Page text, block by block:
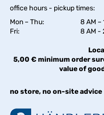
office hours - pickup times:
Mon – Thu:
8 AM –
Fri:
8 AM -
5,00 € minimum order
value of
no store, no on-site advice